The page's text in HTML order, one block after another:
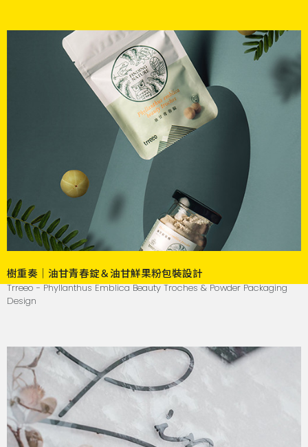
樹重奏｜油甘青春錠＆油甘鮮果粉包裝設計
Trreeo - Phyllanthus Emblica Beauty Troches & Powder Packaging
Design